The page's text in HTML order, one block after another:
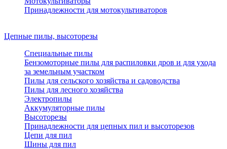
Принадлежности для мотокультиваторов
Цепные пилы, высоторезы
Специальные пилы
Бензомоторные пилы для распиловки дров и для ухода
за земельным участком
Пилы для сельского хозяйства и садоводства
Пилы для лесного хозяйства
Электропилы
Аккумуляторные пилы
Высоторезы
Принадлежности для цепных пил и высоторезов
Цепи для пил
Шины для пил